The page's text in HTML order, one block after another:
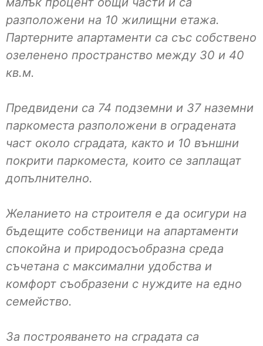
разположени на 10 жилищни етажа.
Партерните апартаменти са със собствено
озеленено пространство между 30 и 40
кв.м.
Предвидени са 74 подземни и 37 наземни
паркоместа разположени в оградената
част около сградата, както и 10 външни
покрити паркоместа, които се заплащат
допълнително.
Желанието на строителя е да осигури на
бъдещите собственици на апартаменти
спокойна и природосъобразна среда
съчетана с максимални удобства и
комфорт съобразени с нуждите на едно
семейство.
За построяването на сградата са